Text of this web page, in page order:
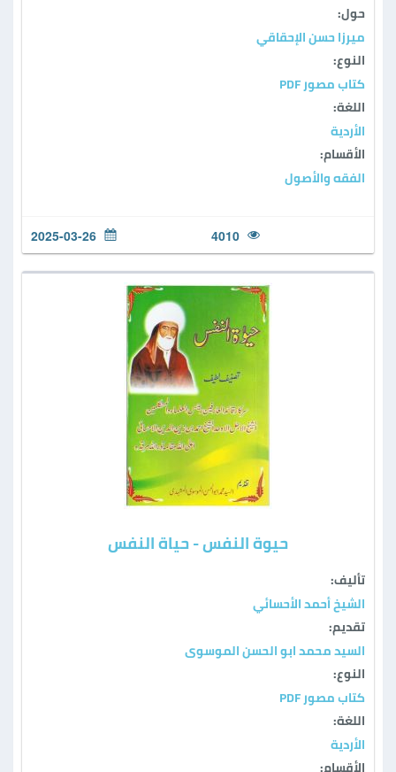
حول:
ميرزا حسن الإحقاقي
النوع:
كتاب مصور PDF
اللغة:
الأردية
الأقسام:
الفقه والأصول
4010
2025-03-26
حيوة النفس - حياة النفس
تأليف:
الشيخ أحمد الأحسائي
تقديم:
السید محمد ابو الحسن الموسوی
النوع:
كتاب مصور PDF
اللغة:
الأردية
الأقسام: